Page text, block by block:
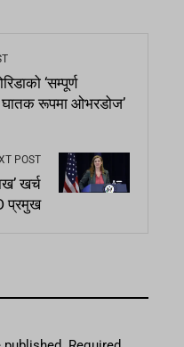
‘सम्पूर्ण
रूपमा ओभरडोज’
POST
खर्च
प्रमुख